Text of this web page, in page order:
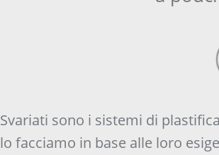
Svariati sono i sistemi di
lo facciamo in base alle loro